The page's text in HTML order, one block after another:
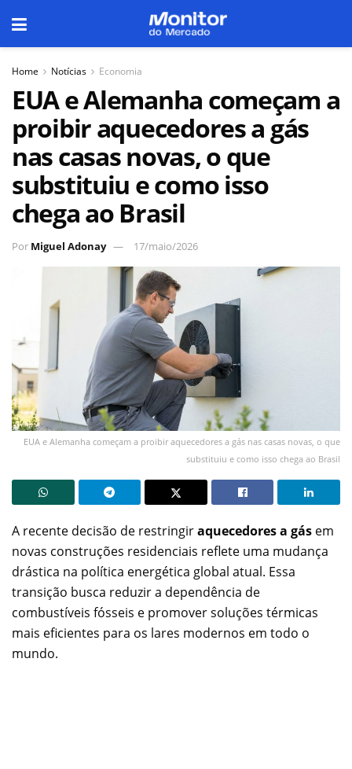
Home Notícias Economia
EUA e Alemanha começam a
proibir aquecedores a gás
nas casas novas, o que
substituiu e como isso
chega ao Brasil
Por Miguel Adonay 17/maio/2026
EUA e Alemanha começam a proibir aquecedores a gás nas casas novas, o que
substituiu e como isso chega ao Brasil
A recente decisão de restringiraquecedores a gás em
novas construções residenciais reflete uma mudança
drástica na política energética global atual. Essa
transição busca reduzir a dependência de
combustíveis fósseis e promover soluções térmicas
mais eficientes para os lares modernos em todo o
mundo.